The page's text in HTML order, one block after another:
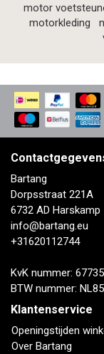
motor
motorkleding
Bartang
Dorpsstraat 221A
6732 AD Harskamp
info@bartang.eu
+31620112744
KvK nummer:
BTW nummer:
Klantenservice
Openingstijden
Over Bartang